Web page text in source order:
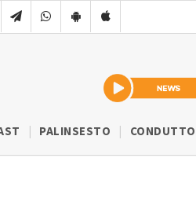
PALINSESTO